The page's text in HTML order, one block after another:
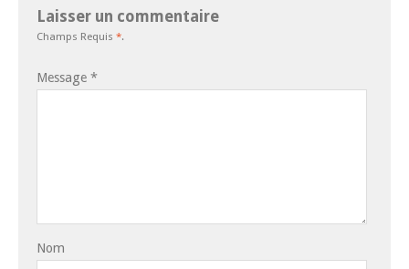
Laisser un commentaire
Champs Requis *.
Message *
Nom